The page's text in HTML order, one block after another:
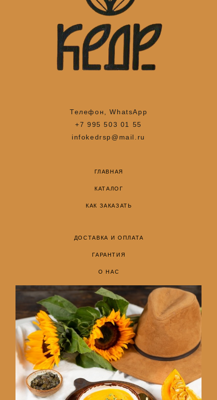
Телефон, WhatsApp
+7 995 503 01 55
infokedrsp@mail.ru
ГЛАВНАЯ
КАТАЛОГ
КАК ЗАКАЗАТЬ
ДОСТАВКА И ОПЛАТА
ГАРАНТИЯ
О НАС